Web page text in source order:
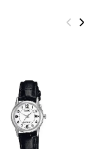
‹ ›